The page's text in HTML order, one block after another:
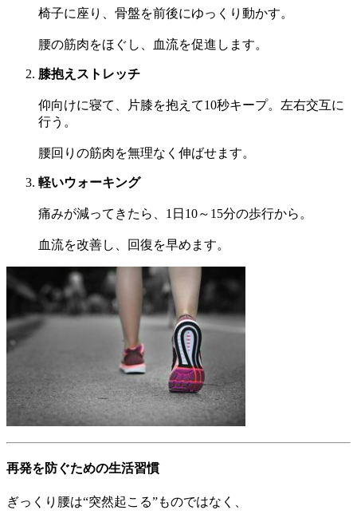
椅子に座り、骨盤を前後にゆっくり動かす。
腰の筋肉をほぐし、血流を促進します。
膝抱えストレッチ
仰向けに寝て、片膝を抱えて10秒キープ。左右交互に
行う。
腰回りの筋肉を無理なく伸ばせます。
軽いウォーキング
痛みが減ってきたら、1日10～15分の歩行から。
血流を改善し、回復を早めます。
再発を防ぐための生活習慣
ぎっくり腰は“突然起こる”ものではなく、